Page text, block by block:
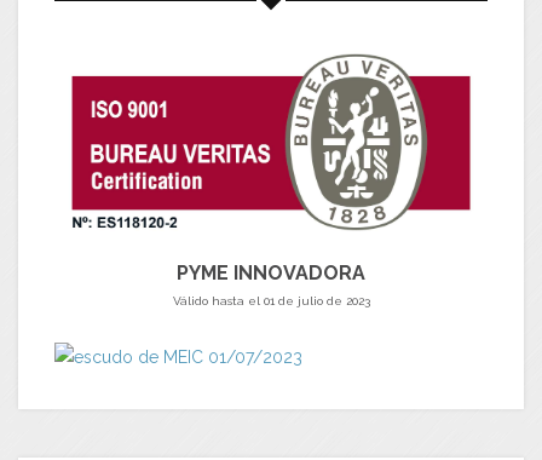
PYME INNOVADORA
Válido hasta el 01 de julio de 2023